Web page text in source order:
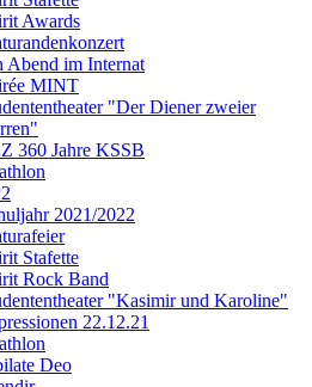
Awards
Abend im Internat
MINT
"Der Diener zweier
360 Jahre KSSB
2021/2022
Stafette
Rock Band
"Kasimir und Karoline"
22.12.21
Deo